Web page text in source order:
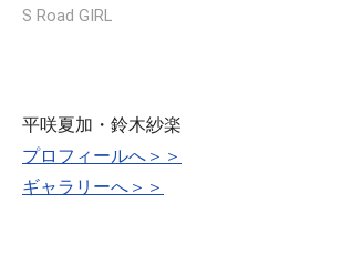
S Road GIRL
平咲夏加・鈴木紗楽
プロフィールへ＞＞
ギャラリーへ＞＞